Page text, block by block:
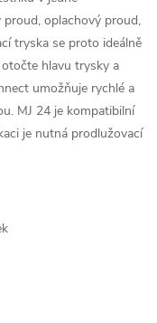
oplachový proud,
tryska se proto ideálně
hlavu trysky a
umožňuje rychlé a
MJ 24 je kompatibilní
je nutná prodlužovací